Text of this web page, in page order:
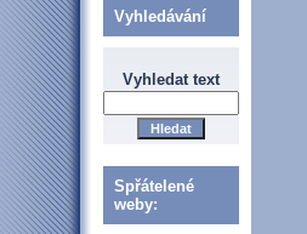
Vyhledávání
Vyhledat text
Spřátelené
weby: